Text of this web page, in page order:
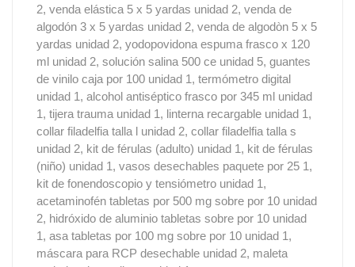
2, venda elástica 5 x 5 yardas unidad 2, venda de
algodón 3 x 5 yardas unidad 2, venda de algodòn 5 x 5
yardas unidad 2, yodopovidona espuma frasco x 120
ml unidad 2, solución salina 500 ce unidad 5, guantes
de vinilo caja por 100 unidad 1, termómetro digital
unidad 1, alcohol antiséptico frasco por 345 ml unidad
1, tijera trauma unidad 1, linterna recargable unidad 1,
collar filadelfia talla l unidad 2, collar filadelfia talla s
unidad 2, kit de férulas (adulto) unidad 1, kit de férulas
(niño) unidad 1, vasos desechables paquete por 25 1,
kit de fonendoscopio y tensiómetro unidad 1,
acetaminofén tabletas por 500 mg sobre por 10 unidad
2, hidróxido de aluminio tabletas sobre por 10 unidad
1, asa tabletas por 100 mg sobre por 10 unidad 1,
máscara para RCP desechable unidad 2, maleta